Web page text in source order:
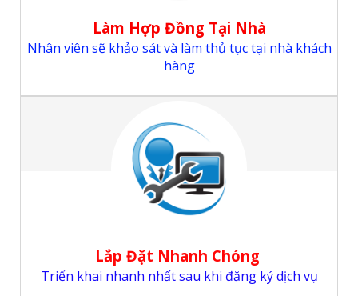
Làm Hợp Đồng Tại Nhà
Nhân viên sẽ khảo sát và làm thủ tục tại nhà khách
hàng
Lắp Đặt Nhanh Chóng
Triển khai nhanh nhất sau khi đăng ký dịch vụ